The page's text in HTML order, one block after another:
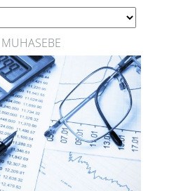
MUHASEBE